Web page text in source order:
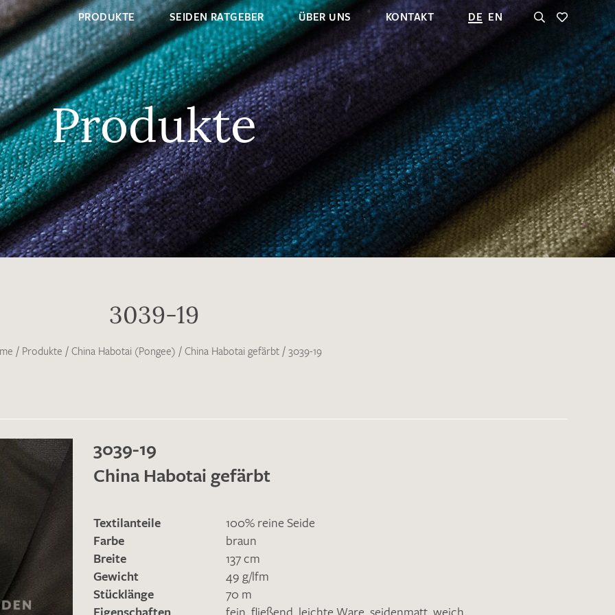
PRODUKTE SEIDEN RATGEBER ÜBER UNS KONTAKT DE EN
Produkte
3039-19
/ Produkte / China Habotai (Pongee) / China Habotai gefärbt / 3039-19
3039-19
China Habotai gefärbt
Textilanteile
100% reine Seide
Farbe
braun
Breite
137 cm
Gewicht
49 g/lfm
Stücklänge
70 m
Eigenschaften
fein fließend leichte Ware seidenmatt weich